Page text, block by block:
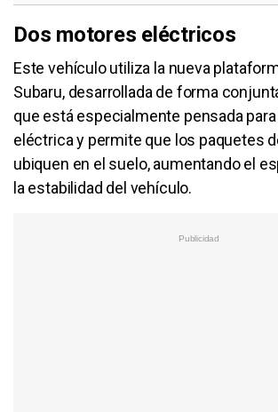
Dos motores eléctricos
Este vehículo utiliza la nueva
Subaru, desarrollada de forma
que está especialmente pensada
eléctrica y permite que los paquetes
ubiquen en el suelo, aumentando el
la estabilidad del vehículo.